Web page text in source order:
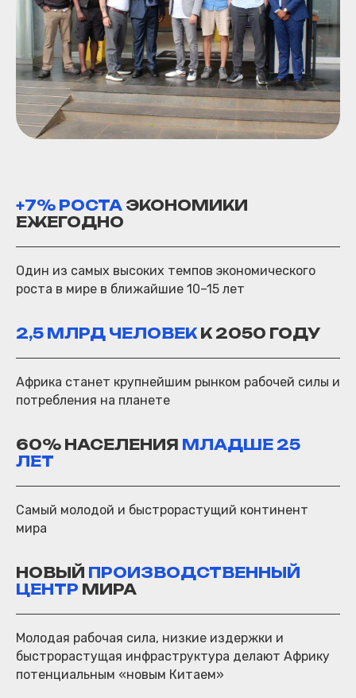
+7% РОСТА ЭКОНОМИКИ
ЕЖЕГОДНО
Один из самых высоких темпов экономического
роста в мире в ближайшие 10–15 лет
2,5 МЛРД ЧЕЛОВЕК К 2050 ГОДУ
Африка станет крупнейшим рынком рабочей силы и
потребления на планете
60% НАСЕЛЕНИЯ МЛАДШЕ 25
ЛЕТ
Самый молодой и быстрорастущий континент
мира
НОВЫЙ ПРОИЗВОДСТВЕННЫЙ
ЦЕНТР МИРА
Молодая рабочая сила, низкие издержки и
быстрорастущая инфраструктура делают Африку
потенциальным «новым Китаем»